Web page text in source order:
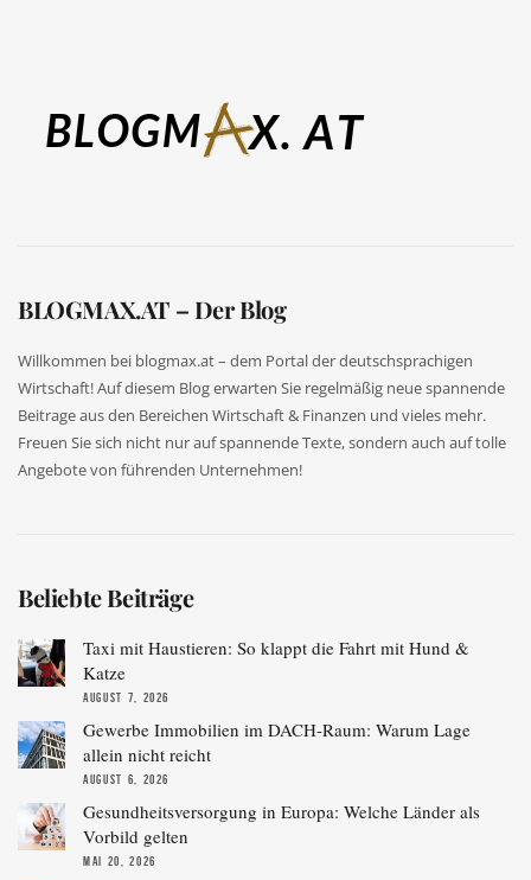
BLOGMAX.AT – Der Blog
Willkommen bei blogmax.at – dem Portal der deutschsprachigen
Wirtschaft! Auf diesem Blog erwarten Sie regelmäßig neue spannende
Beitrage aus den Bereichen Wirtschaft & Finanzen und vieles mehr.
Freuen Sie sich nicht nur auf spannende Texte, sondern auch auf tolle
Angebote von führenden Unternehmen!
Beliebte Beiträge
Taxi mit Haustieren: So klappt die Fahrt mit Hund &
Katze
AUGUST 7, 2026
Gewerbe Immobilien im DACH-Raum: Warum Lage
allein nicht reicht
AUGUST 6, 2026
Gesundheitsversorgung in Europa: Welche Länder als
Vorbild gelten
MAI 20, 2026